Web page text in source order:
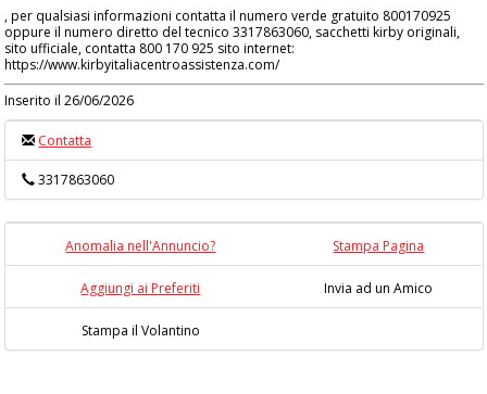
, per qualsiasi informazioni contatta il numero verde gratuito 800170925
oppure il numero diretto del tecnico 3317863060, sacchetti kirby originali,
sito ufficiale, contatta 800 170 925 sito internet:
https://www.kirbyitaliacentroassistenza.com/
Inserito il 26/06/2026
Contatta
3317863060
Anomalia nell'Annuncio? Stampa Pagina
Aggiungi ai Preferiti Invia ad un Amico
Stampa il Volantino